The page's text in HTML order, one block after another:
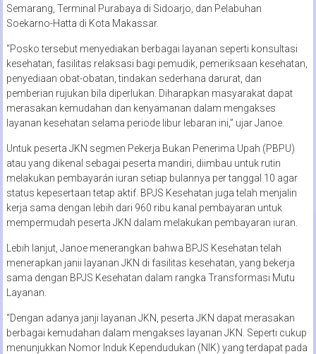
Semarang, Terminal Purabaya di Sidoarjo, dan Pelabuhan
Soekarno-Hatta di Kota Makassar.
“Posko tersebut menyediakan berbagai layanan seperti konsultasi
kesehatan, fasilitas relaksasi bagi pemudik, pemeriksaan kesehatan,
penyediaan obat-obatan, tindakan sederhana darurat, dan
pemberian rujukan bila diperlukan. Diharapkan masyarakat dapat
merasakan kemudahan dan kenyamanan dalam mengakses
layanan kesehatan selama periode libur lebaran ini,” ujar Janoe.
Untuk peserta JKN segmen Pekerja Bukan Penerima Upah (PBPU)
atau yang dikenal sebagai peserta mandiri, diimbau untuk rutin
melakukan pembayarán iuran setiap bulannya per tanggal 10 agar
status kepesertaan tetap aktif. BPJS Kesehatan juga telah menjalin
kerja sama dengan lebih dari 960 ribu kanal pembayaran untuk
mempermudah peserta JKN dalam melakukan pembayaran iuran.
Lebih lanjut, Janoe menerangkan bahwa BPJS Kesehatan telah
menerapkan janii layanan JKN di fasilitas kesehatan, yang bekerja
sama dengan BPJS Kesehatan dalam rangka Transformasi Mutu
Layanan.
“Dengan adanya janji layanan JKN, peserta JKN dapat merasakan
berbagai kemudahan dalam mengakses layanan JKN. Seperti cukup
menunjukkan Nomor Induk Kependudukan (NIK) yang terdapat pada